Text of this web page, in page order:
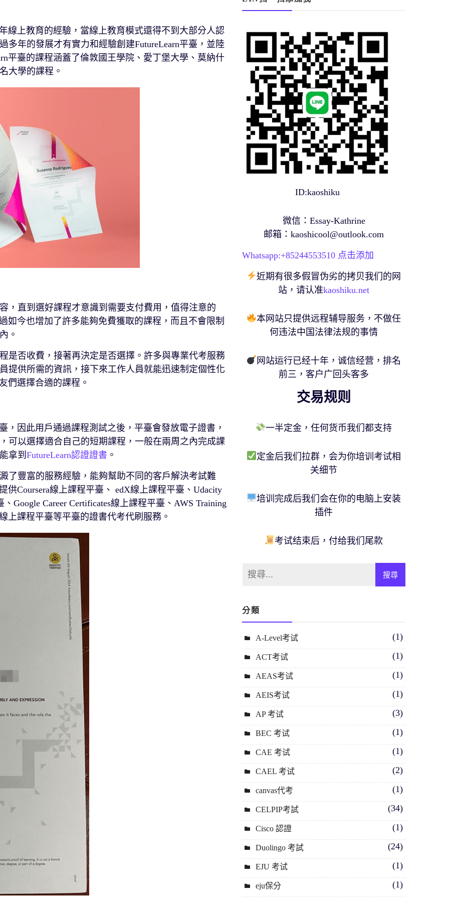
線上教育的經驗，當線上教育模式還得不到大部分人認
多年的發展才有實力和經驗創建FutureLearn平臺，並陸
平臺的課程涵蓋了倫敦國王學院、愛丁堡大學、莫納什
大學的課程。
，直到選好課程才意識到需要支付費用，值得注意的
如今也增加了許多能夠免費獲取的課程，而且不會限制
。
是否收費，接著再決定是否選擇。許多與專業代考服務
提供所需的資訊，接下來工作人員就能迅速制定個性化
們選擇合適的課程。
，因此用戶通過課程測試之後，平臺會發放電子證書，
可以選擇適合自己的短期課程，一般在兩周之內完成課
拿到 FutureLearn認證證書 。
了豐富的服務經驗，能夠幫助不同的客戶解決考試難
供Coursera線上課程平臺、 edX線上課程平臺、Udacity
Google Career Certificates線上課程平臺、AWS Training
上課程平臺等平臺的證書代考代刷服務。
ID:kaoshiku
微信：Essay-Kathrine
邮箱： kaoshicool@outlook.com
Whatsapp:+85244553510 点击添加
近期有很多假冒伪劣的拷贝我们的网
站，请认准kaoshiku.net
本网站只提供远程辅导服务，不做任
何违法中国法律法规的事情
网站运行已经十年，诚信经营，排名
前三，客户广回头客多
交易规则
一半定金，任何货币我们都支持
定金后我们拉群，会为你培训考试相
关细节
培训完成后我们会在你的电脑上安装
插件
考试结束后，付给我们尾款
分類
A-Level考试 (1)
ACT考试 (1)
AEAS考试 (1)
AEIS考试 (1)
AP 考试 (3)
BEC 考试 (1)
CAE 考试 (1)
CAEL 考试 (2)
canvas代考 (1)
CELPIP考試 (34)
Cisco 認證 (1)
Duolingo 考試 (24)
EJU 考试 (1)
eju保分
(1)